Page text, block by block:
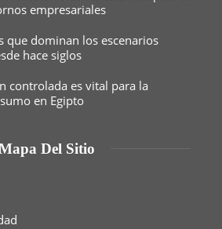
empresariales
que dominan los escenarios
hace siglos
controlada es vital para la
en Egipto
Del Sitio